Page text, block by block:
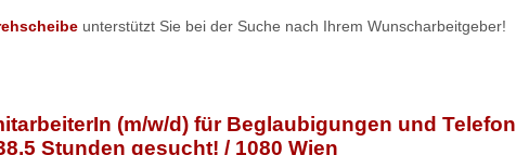
unterstützt Sie bei der Suche nach Ihrem Wunscharbeitgeber!
(m/w/d) für Beglaubigungen und Telefon
Stunden gesucht! / 1080 Wien